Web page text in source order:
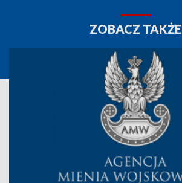
ZOBACZ TAKŻE